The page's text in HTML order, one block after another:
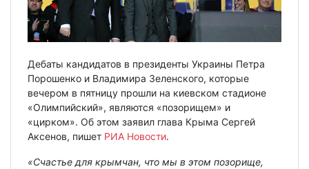
Дебаты кандидатов в президенты Украины Петра
Порошенко и Владимира Зеленского, которые
вечером в пятницу прошли на киевском стадионе
«Олимпийский», являются «позорищем» и
«цирком». Об этом заявил глава Крыма Сергей
Аксенов, пишет РИА Новости.
«Счастье для крымчан, что мы в этом позорище,